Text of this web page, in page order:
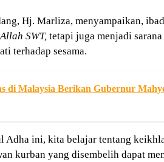
Hj. Marliza, menyampaikan,
Allah SWT, tetapi juga menjadi
terhadap sesama.
di Malaysia Berikan Gubernur
Adha ini, kita belajar tentang
kurban yang disembelih dapat